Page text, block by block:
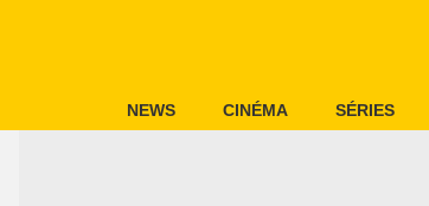
NEWS CINÉMA SÉRIES